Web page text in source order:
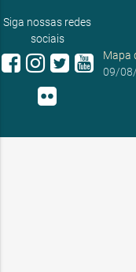
Siga nossas redes
sociais
Mapa
09/